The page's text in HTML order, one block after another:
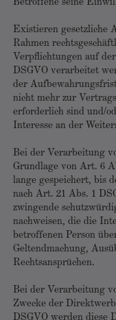
Betroffene seine
Existieren gesetzliche
Rahmen
Verpflichtungen auf
DSGVO verarbeitet
der
nicht mehr zur
erforderlich sind und/
Interesse an der
Bei der Verarbeitung
Grundlage von Art. 6
lange gespeichert, bis
nach Art. 21 Abs. 1
zwingende
nachweisen, die die
betroffenen Person
Geltendmachung,
Rechtsansprüchen.
Bei der Verarbeitung
Zwecke der
DSGVO werden diese